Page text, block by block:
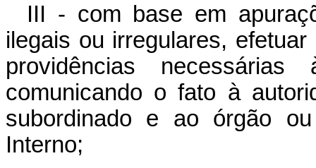
III - com base em
ilegais ou irregulares,
providências
comunicando o fato à
subordinado e ao órgão
Interno;